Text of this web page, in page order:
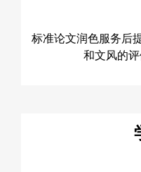
标准论文润色服务后
和文风的评